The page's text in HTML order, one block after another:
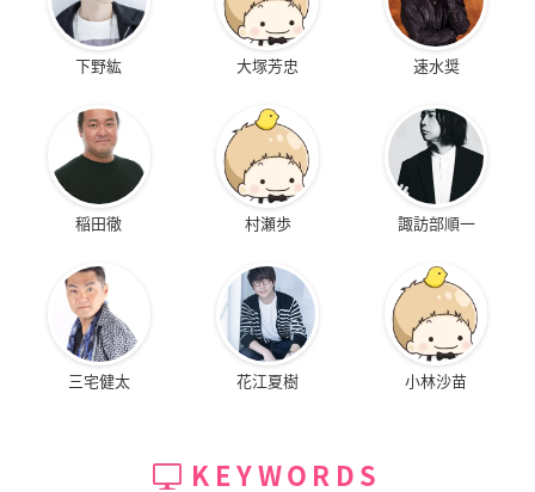
下野紘 大塚芳忠 速水奨
稲田徹 村瀬歩 諏訪部順一
三宅健太 花江夏樹 小林沙苗
KEYWORDS